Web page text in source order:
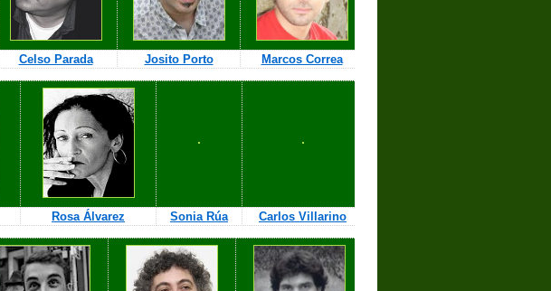
Celso Parada Josito Porto Marcos Correa
Rosa Álvarez Sonia Rúa Carlos Villarino